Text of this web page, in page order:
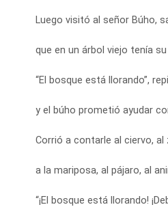
Luego visitó al señor Búho,
que en un árbol viejo tenía
“El bosque está llorando”,
y el búho prometió ayudar
Corrió a contarle al ciervo, al
a la mariposa, al pájaro, al
“¡El bosque está llorando!